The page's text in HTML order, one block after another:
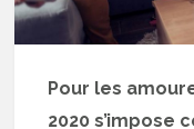
Pour les
2020 s’impose